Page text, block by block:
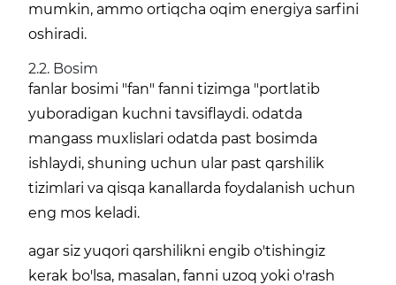
mumkin, ammo ortiqcha oqim energiya sarfini
oshiradi.
2.2. Bosim
fanlar bosimi "fan" fanni tizimga "portlatib
yuboradigan kuchni tavsiflaydi. odatda
mangass muxlislari odatda past bosimda
ishlaydi, shuning uchun ular past qarshilik
tizimlari va qisqa kanallarda foydalanish uchun
eng mos keladi.
agar siz yuqori qarshilikni engib o'tishingiz
kerak bo'lsa, masalan, fanni uzoq yoki o'rash